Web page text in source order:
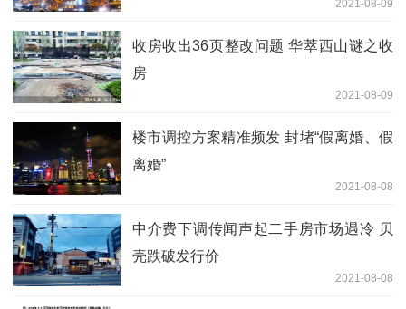
2021-08-09
收房收出36页整改问题 华萃西山谜之收
房
2021-08-09
楼市调控方案精准频发 封堵“假离婚、假
离婚”
2021-08-08
中介费下调传闻声起二手房市场遇冷 贝
壳跌破发行价
2021-08-08